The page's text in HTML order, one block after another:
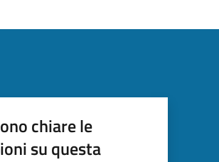
chiare le
su questa